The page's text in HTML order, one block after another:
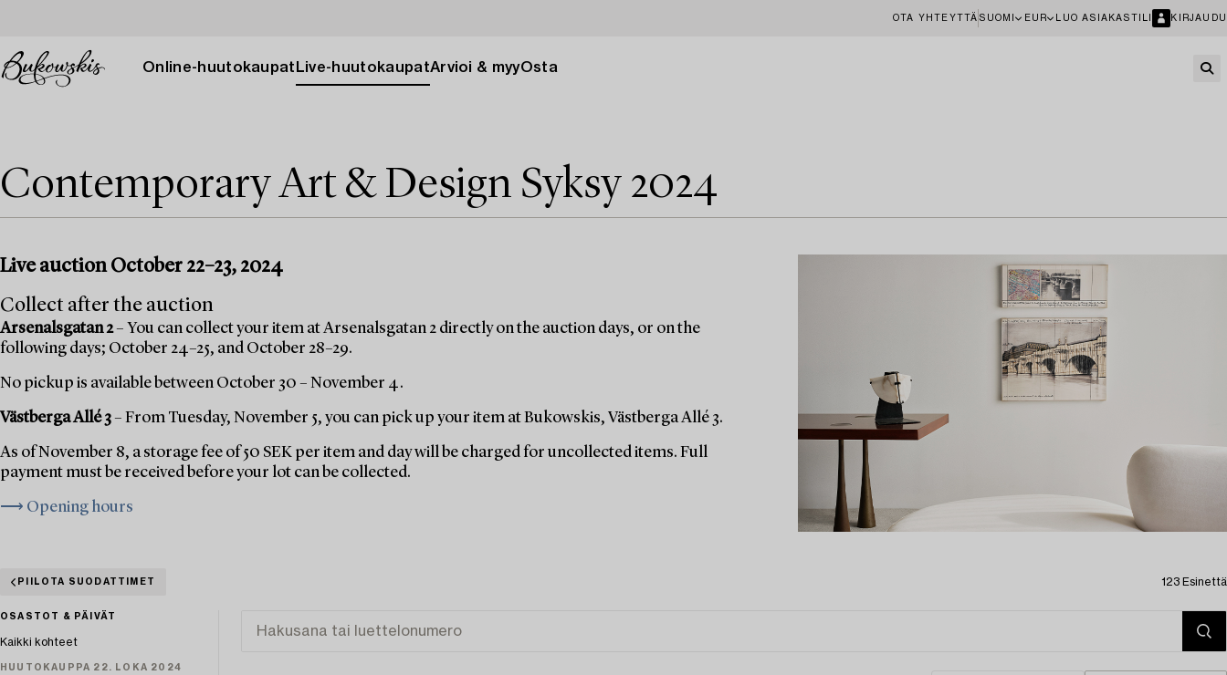
OTA YHTEYTTÄ SUOMI EUR LUO ASIAKASTILI KIRJAUDU
Online-huutokaupat Live-huutokaupatArvioi & myyOsta
Contemporary Art & Design Syksy 2024
Live auction October 22–23, 2024
Collect after the auction
Arsenalsgatan 2– You can collect your item at Arsenalsgatan 2 directly on the auction days, or on the
following days; October 24–25, and October 28–29.
No pickup is available between October 30 – November 4.
Västberga Allé 3– From Tuesday, November 5, you can pick up your item at Bukowskis, Västberga Allé 3.
As of November 8, a storage fee of 50 SEK per item and day will be charged for uncollected items. Full
payment must be received before your lot can be collected.
⟶ Opening hours
PIILOTA SUODATTIMET 123 Esinettä
OSASTOT & PÄIVÄT
Kaikki kohteet
HUUTOKAUPPA 22. LOKA 2024